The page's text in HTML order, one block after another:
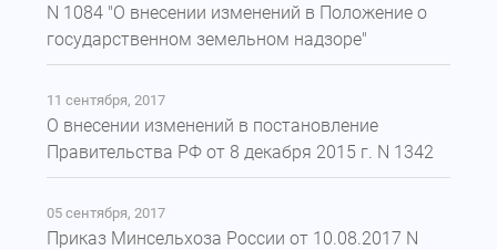
N 1084 "О внесении изменений в Положение о
государственном земельном надзоре"
11 сентября, 2017
О внесении изменений в постановление
Правительства РФ от 8 декабря 2015 г. N 1342
05 сентября, 2017
Приказ Минсельхоза России от 10.08.2017 N